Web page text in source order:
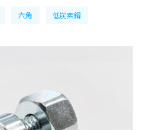
六角 低炭素鋼